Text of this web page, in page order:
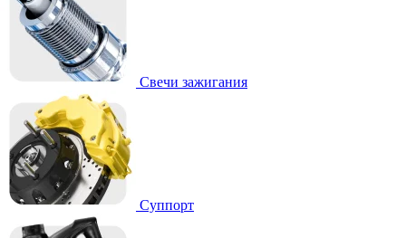
Свечи зажигания
Суппорт